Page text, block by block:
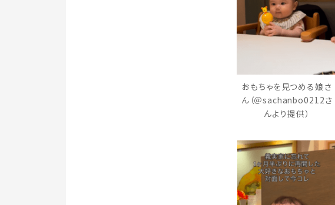
おもちゃを見つめる娘さ
ん（＠sachanbo0212さ
んより提供）